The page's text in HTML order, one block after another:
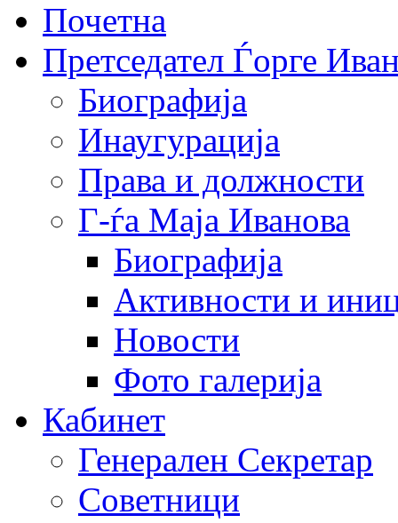
Почетна
Претседател Ѓорге
Биографија
Инаугурација
Права и должности
Г-ѓа Маја Иванова
Биографија
Активности и
Новости
Фото галерија
Кабинет
Генерален Секретар
Советници